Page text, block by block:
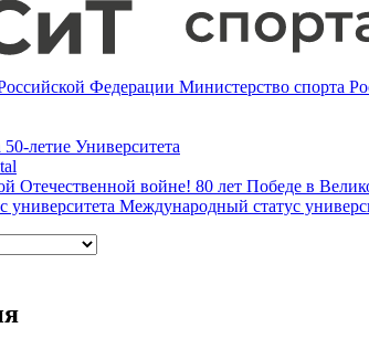
Министерство спорта
50-летие Университета
80 лет Победе в
Международный статус